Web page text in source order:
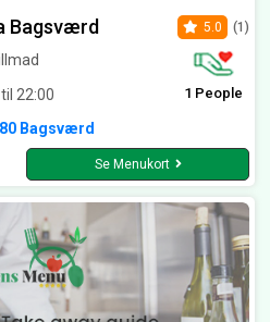
Bagsværd
22:00
5.0 (1)
1 People
Bagsværd
Se Menukort